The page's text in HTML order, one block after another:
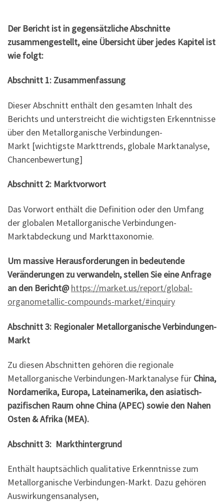
Der Bericht ist in gegensätzliche Abschnitte
zusammengestellt, eine Übersicht über jedes Kapitel ist
wie folgt:
Abschnitt 1: Zusammenfassung
Dieser Abschnitt enthält den gesamten Inhalt des
Berichts und unterstreicht die wichtigsten Erkenntnisse
über den Metallorganische Verbindungen-
Markt [wichtigste Markttrends, globale Marktanalyse,
Chancenbewertung]
Abschnitt 2: Marktvorwort
Das Vorwort enthält die Definition oder den Umfang
der globalen Metallorganische Verbindungen-
Marktabdeckung und Markttaxonomie.
Um massive Herausforderungen in bedeutende
Veränderungen zu verwandeln, stellen Sie eine Anfrage
an den Bericht@ https://market.us/report/global-
organometallic-compounds-market/#inquiry
Abschnitt 3: Regionaler Metallorganische Verbindungen-
Markt
Zu diesen Abschnitten gehören die regionale
Metallorganische Verbindungen-Marktanalyse für China,
Nordamerika, Europa, Lateinamerika, den asiatisch-
pazifischen Raum ohne China (APEC) sowie den Nahen
Osten & Afrika (MEA).
Abschnitt 3: Markthintergrund
Enthält hauptsächlich qualitative Erkenntnisse zum
Metallorganische Verbindungen-Markt. Dazu gehören
Auswirkungensanalysen,